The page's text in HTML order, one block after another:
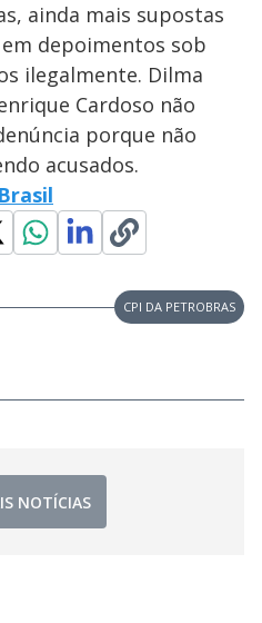
ainda mais supostas
depoimentos sob
ilegalmente. Dilma
Cardoso não
porque não
acusados.
CPI DA PETROBRAS
NOTÍCIAS